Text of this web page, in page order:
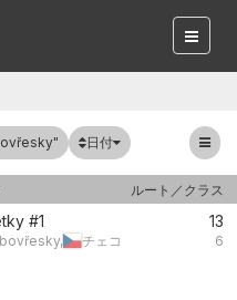
日付
ルート／クラス
#1
チェコ
13
6